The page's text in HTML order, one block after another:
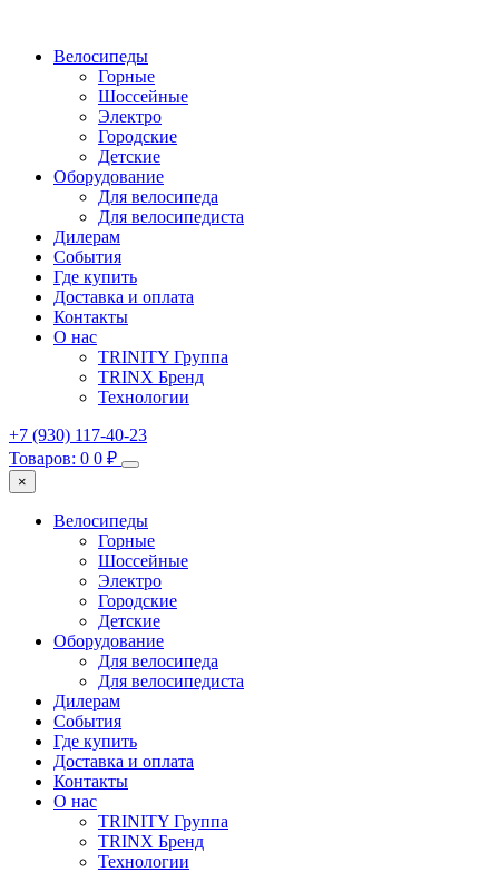
Велосипеды
Горные
Шоссейные
Электро
Городские
Детские
Оборудование
Для велосипеда
Для велосипедиста
Дилерам
События
Где купить
Доставка и оплата
Контакты
О нас
TRINITY Группа
TRINX Бренд
Технологии
+7 (930) 117-40-23
Товаров: 0 0 ₽
×
Велосипеды
Горные
Шоссейные
Электро
Городские
Детские
Оборудование
Для велосипеда
Для велосипедиста
Дилерам
События
Где купить
Доставка и оплата
Контакты
О нас
TRINITY Группа
TRINX Бренд
Технологии